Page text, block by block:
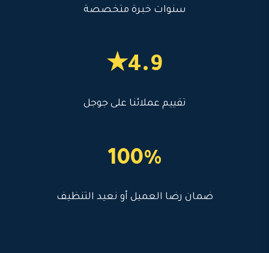
سنوات خبرة متخصصة
4.9★
تقييم عملائنا على جوجل
100%
ضمان رضا العميل أو نعيد التنظيف